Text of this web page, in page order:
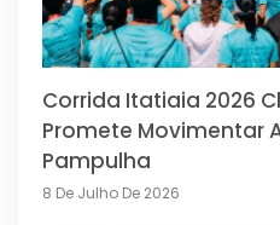
Corrida Itatiaia 2026
Promete Movimentar
Pampulha
8 De Julho De 2026